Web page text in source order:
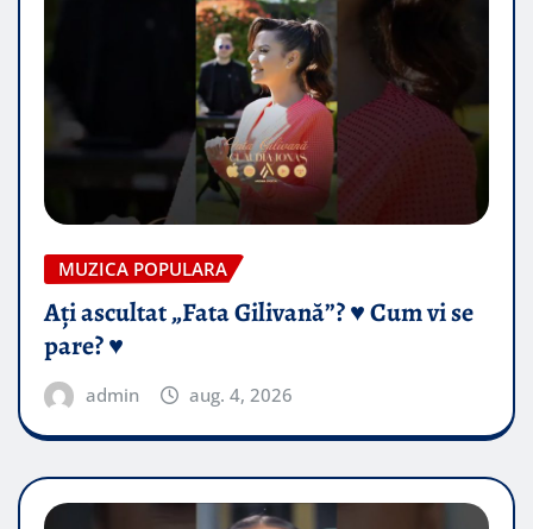
MUZICA POPULARA
Ați ascultat „Fata Gilivană”? ♥️ Cum vi se
pare? ♥️
admin aug. 4, 2026